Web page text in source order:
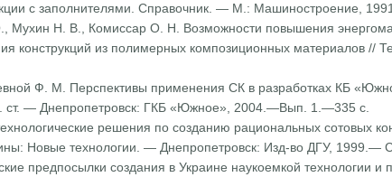
с заполнителями. Справочник. — М.: Машиностроение,
Мухин Н. В., Комиссар О. Н. Возможности повышения
конструкций из полимерных композиционных матери­алов //
Ф. М. Перспек­тивы применения СК в разработках КБ
ст. — Днепропетровск: ГКБ «Южное», 2004.—Вып. 1.—335 с.
реше­ния по созданию рациональных сотовых
Новые технологии. — Днепропетровск: Изд-во ДГУ, 1999.—
предпосылки созда­ния в Украине наукоемкой технологии и